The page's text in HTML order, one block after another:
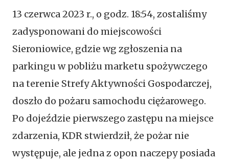
13 czerwca 2023 r., o godz. 18:54, zostaliśmy
zadysponowani do miejscowości
Sieroniowice, gdzie wg zgłoszenia na
parkingu w pobliżu marketu spożywczego
na terenie Strefy Aktywności Gospodarczej,
doszło do pożaru samochodu ciężarowego.
Po dojeździe pierwszego zastępu na miejsce
zdarzenia, KDR stwierdził, że pożar nie
występuje, ale jedna z opon naczepy posiada